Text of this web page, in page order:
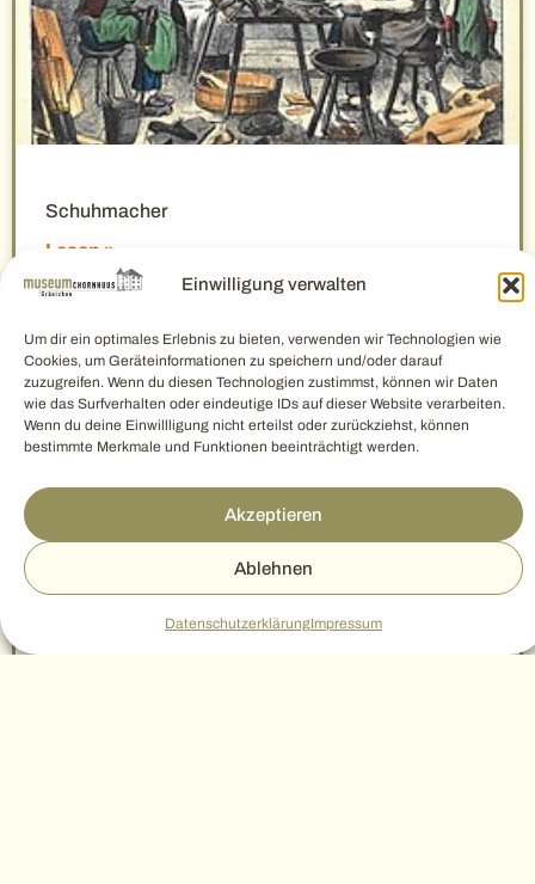
Einwilligung verwalten
Um dir ein optimales Erlebnis zu bieten, verwenden wir Technologien wie
Cookies, um Geräteinformationen zu speichern und/oder darauf
zuzugreifen. Wenn du diesen Technologien zustimmst, können wir Daten
wie das Surfverhalten oder eindeutige IDs auf dieser Website verarbeiten.
Wenn du deine Einwillligung nicht erteilst oder zurückziehst, können
bestimmte Merkmale und Funktionen beeinträchtigt werden.
Akzeptieren
Ablehnen
DatenschutzerklärungImpressum
Schuhmacher
Lesen »
LANDWIRTSCHAFT